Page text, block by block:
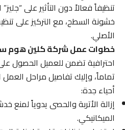
تنظيفاً فعالاً دون التأثير على “جليز”
خشونة السطح، مع التركيز على تنظيف
الأصلي.
خطوات عمل شركة كلين هوم
احترافية تضمن للعميل الحصول على
تماماً، وإليك تفاصيل مراحل العمل
أحياء جدة:
إزالة الأتربة والحصى يدوياً لمنع خدش
الميكانيكي.